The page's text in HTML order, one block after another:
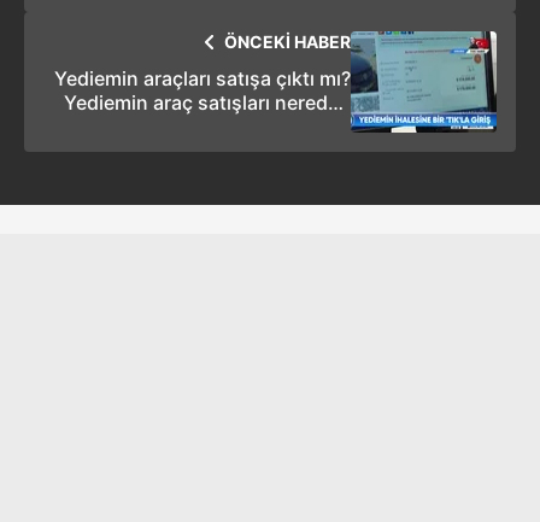
ÖNCEKİ HABER
Yediemin araçları satışa çıktı mı?
Yediemin araç satışları nereden
araç satışı başvuru örneği